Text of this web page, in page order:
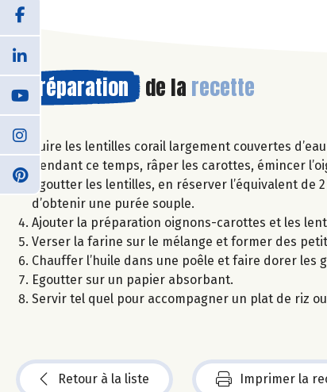
Préparation de la recette
Cuire les lentilles corail largement couvertes
Pendant ce temps, râper les carottes, émincer
Egoutter les lentilles, en réserver l’équivalent
d’obtenir une purée souple.
Ajouter la préparation oignons-carottes et les
Verser la farine sur le mélange et former des
Chauffer l’huile dans une poêle et faire dorer
Egoutter sur un papier absorbant.
Servir tel quel pour accompagner un plat de riz
Retour à la liste Imprimer la